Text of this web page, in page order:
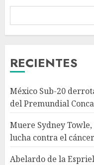
RECIENTES
México Sub-20
del Premundial
Muere Sydney
lucha contra el cáncer
Abelardo de la
3
4